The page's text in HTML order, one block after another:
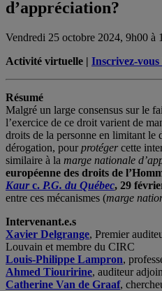
d’appréciation?
Vendredi 25 octobre 2024, 9h00 à
Activité virtuelle | Inscrivez-
Résumé
Malgré un large consensus sur le
l’exercice de ce droit varient de
droits de la personne en limitant le
dérogation, pourprotégercette
similaire à la marge nationale
européenne des droits de
Kaurc. P.G. du Québec, 29
entre ces mécanismes (marge
Intervenant.e.s
Xavier Delgrange, Premier
Louvain et membre du CIRC
Louis-Philippe Lampron,
Ahmed Tiouririne, auditeur
Catherine Van de Graaf,